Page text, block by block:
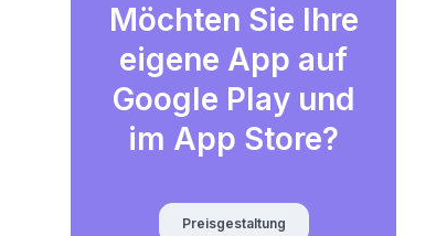
Möchten Sie Ihre
eigene App auf
Google Play und
im App Store?
Preisgestaltung